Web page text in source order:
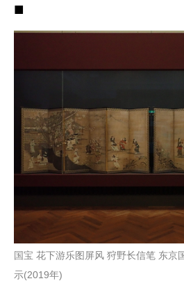
■
国宝 花下游乐图屏风 狩野长信笔 东京
示(2019年)